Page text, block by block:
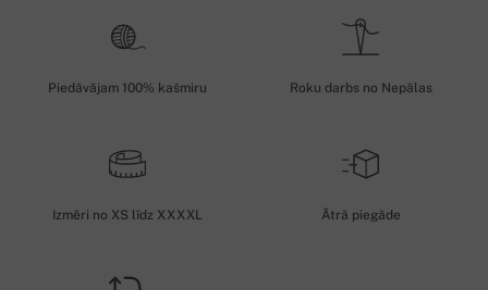
Piedāvājam 100% kašmiru Roku darbs no Nepālas
Izmēri no XS līdz XXXXL Ātrā piegāde